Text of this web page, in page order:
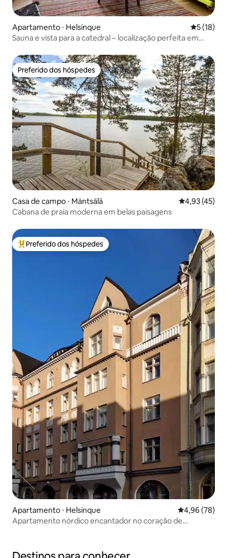
Apartamento ⋅ Helsinque 5 de uma
5 (18)
Sauna e vista para a catedral – localização perfeita em
Preferido dos hóspedes
Preferido dos hóspedes
Casa de campo ⋅ Mäntsälä 4,93 de uma
4,93 (45)
Cabana de praia moderna em belas paisagens
Entre os melhores preferidos dos hóspedes
Preferido dos hóspedes
Apartamento ⋅ Helsinque 4,96 de uma
4,96 (78)
Apartamento nórdico encantador no coração de